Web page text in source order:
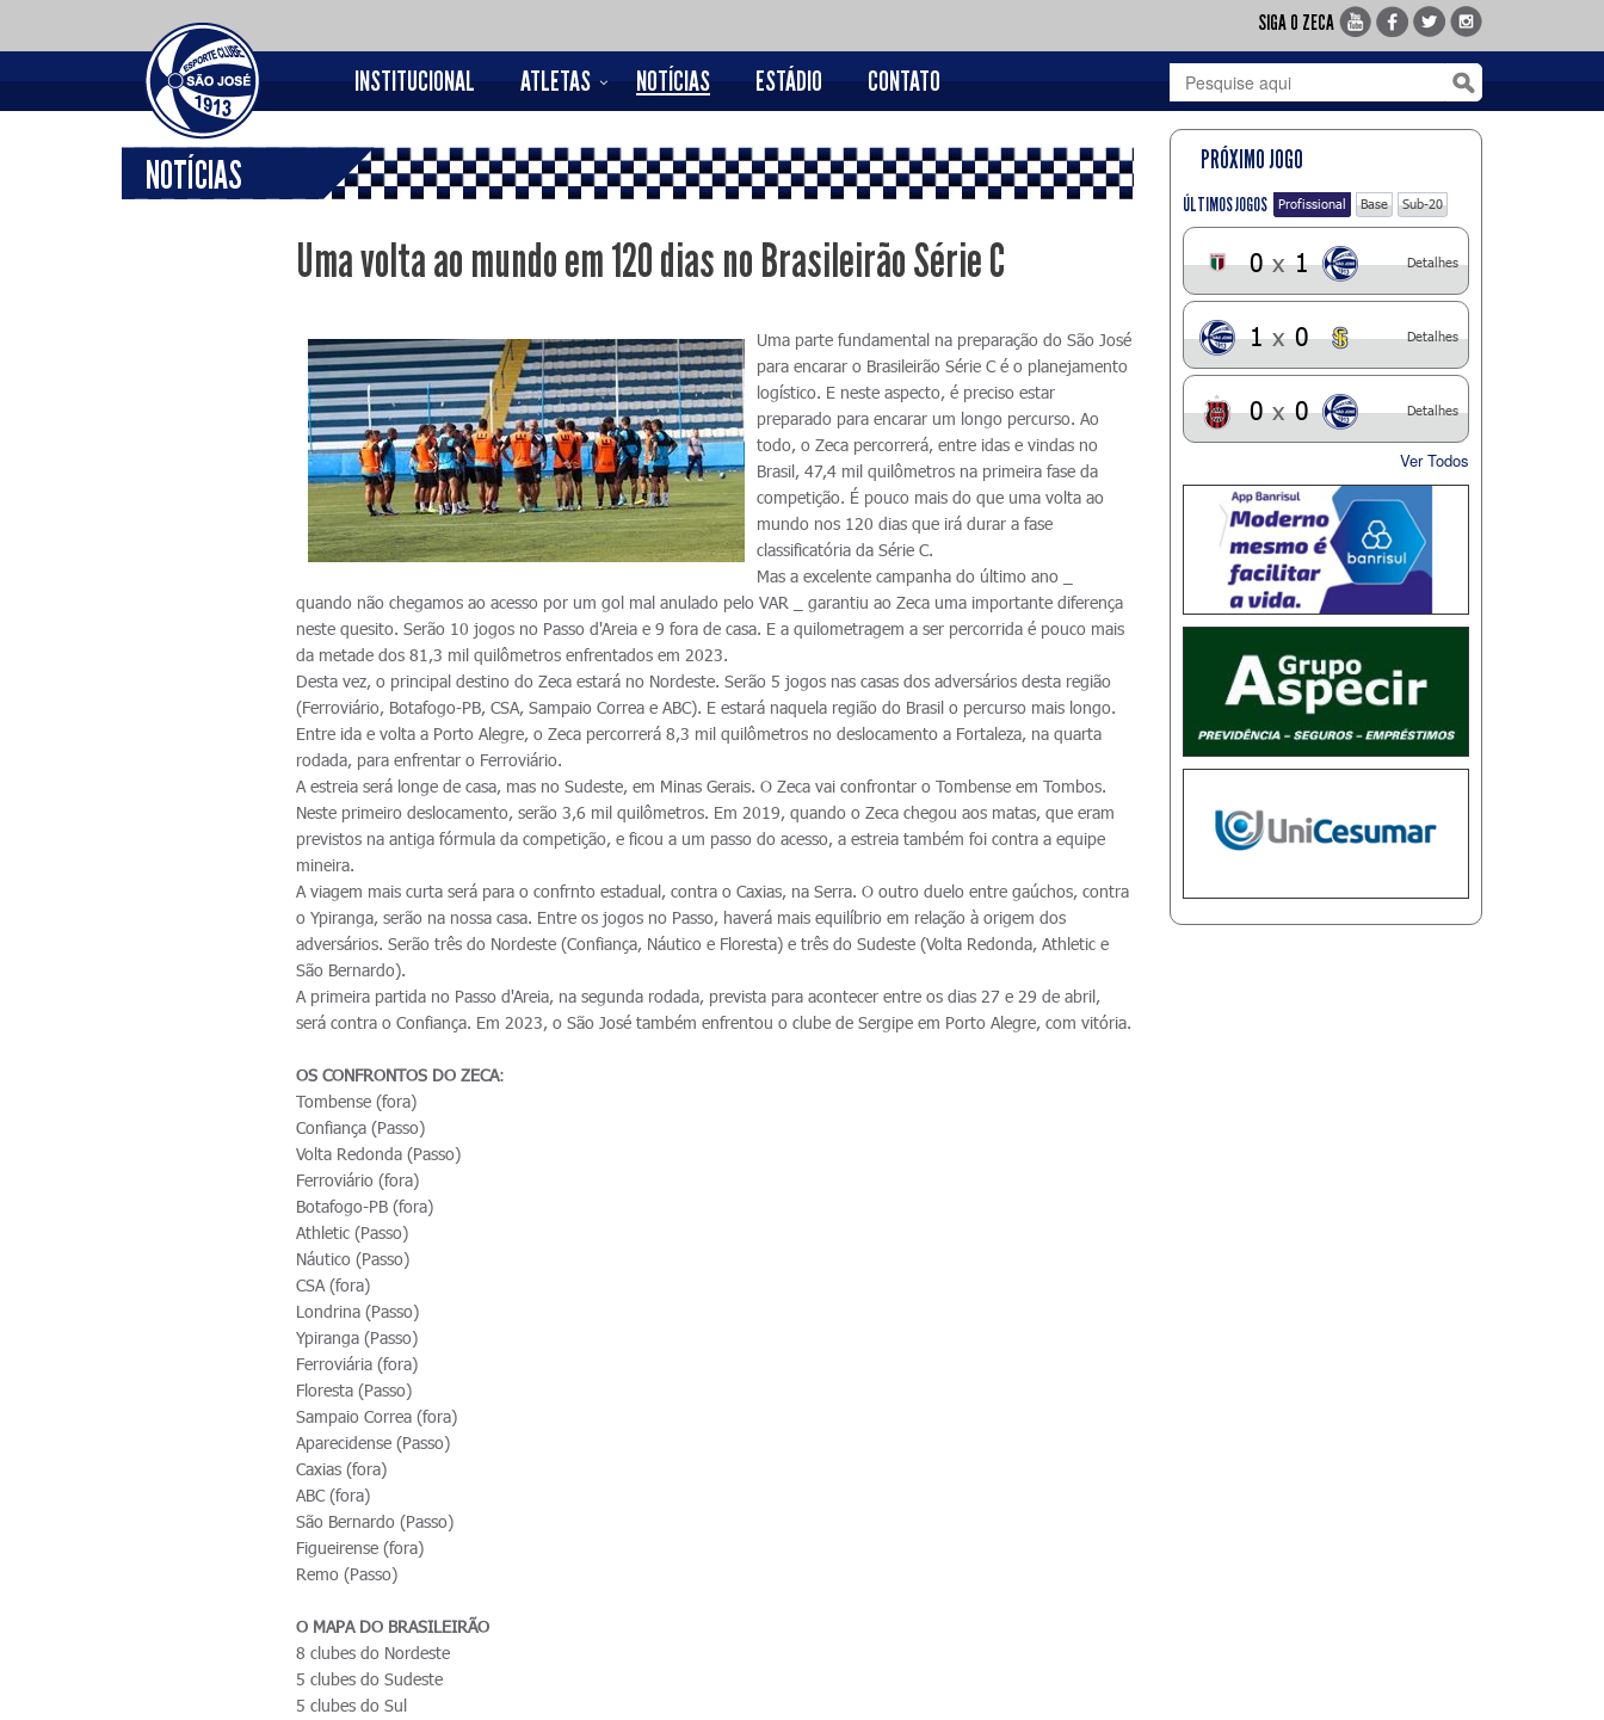
SIGA O ZECA
INSTITUCIONAL ATLETAS NOTÍCIAS ESTÁDIO CONTATO
NOTÍCIAS
Uma volta ao mundo em 120 dias no Brasileirão Série C
Uma parte fundamental na preparação do São José
para encarar o Brasileirão Série C é o planejamento
logístico. E neste aspecto, é preciso estar
preparado para encarar um longo percurso. Ao
todo, o Zeca percorrerá, entre idas e vindas no
Brasil, 47,4 mil quilômetros na primeira fase da
competição. É pouco mais do que uma volta ao
mundo nos 120 dias que irá durar a fase
classificatória da Série C.
Mas a excelente campanha do último ano _
quando não chegamos ao acesso por um gol mal anulado pelo VAR _ garantiu ao Zeca uma importante diferença
neste quesito. Serão 10 jogos no Passo d'Areia e 9 fora de casa. E a quilometragem a ser percorrida é pouco mais
da metade dos 81,3 mil quilômetros enfrentados em 2023.
Desta vez, o principal destino do Zeca estará no Nordeste. Serão 5 jogos nas casas dos adversários desta região
(Ferroviário, Botafogo-PB, CSA, Sampaio Correa e ABC). E estará naquela região do Brasil o percurso mais longo.
Entre ida e volta a Porto Alegre, o Zeca percorrerá 8,3 mil quilômetros no deslocamento a Fortaleza, na quarta
rodada, para enfrentar o Ferroviário.
A estreia será longe de casa, mas no Sudeste, em Minas Gerais. O Zeca vai confrontar o Tombense em Tombos.
Neste primeiro deslocamento, serão 3,6 mil quilômetros. Em 2019, quando o Zeca chegou aos matas, que eram
previstos na antiga fórmula da competição, e ficou a um passo do acesso, a estreia também foi contra a equipe
mineira.
A viagem mais curta será para o confrnto estadual, contra o Caxias, na Serra. O outro duelo entre gaúchos, contra
o Ypiranga, serão na nossa casa. Entre os jogos no Passo, haverá mais equilíbrio em relação à origem dos
adversários. Serão três do Nordeste (Confiança, Náutico e Floresta) e três do Sudeste (Volta Redonda, Athletic e
São Bernardo).
A primeira partida no Passo d'Areia, na segunda rodada, prevista para acontecer entre os dias 27 e 29 de abril,
será contra o Confiança. Em 2023, o São José também enfrentou o clube de Sergipe em Porto Alegre, com vitória.
OS CONFRONTOS DO ZECA:
Tombense (fora)
Confiança (Passo)
Volta Redonda (Passo)
Ferroviário (fora)
Botafogo-PB (fora)
Athletic (Passo)
Náutico (Passo)
CSA (fora)
Londrina (Passo)
Ypiranga (Passo)
Ferroviária (fora)
Floresta (Passo)
Sampaio Correa (fora)
Aparecidense (Passo)
Caxias (fora)
ABC (fora)
São Bernardo (Passo)
Figueirense (fora)
Remo (Passo)
O MAPA DO BRASILEIRÃO
8 clubes do Nordeste
5 clubes do Sudeste
5 clubes do Sul
PRÓXIMO JOGO
ÚLTIMOS JOGOS Profissional Base Sub-20
0 x 1 Detalhes
1 x 0 Detalhes
0 x 0 Detalhes
Ver Todos